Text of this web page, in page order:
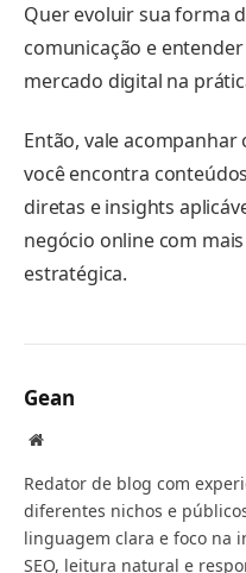
Quer evoluir sua forma
comunicação e
mercado digital na
Então, vale acompanhar
você encontra
diretas e insights
negócio online com
estratégica.
Gean
Website
Redator de blog com
diferentes nichos e
linguagem clara e foco na
SEO, leitura natural e